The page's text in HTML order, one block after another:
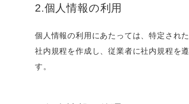
2.個人情報の利用
個人情報の利用にあたっては、特定され
社内規程を作成し、従業者に社内規程を
す。